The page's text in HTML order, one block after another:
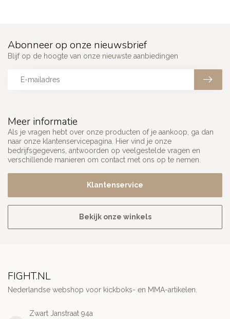
Meer informatie
Als je vragen hebt over onze producten of je aankoop, ga dan
naar onze klantenservicepagina. Hier vind je onze
bedrijfsgegevens, antwoorden op veelgestelde vragen en
verschillende manieren om contact met ons op te nemen.
Klantenservice
Bekijk onze winkels
Abonneer op onze nieuwsbrief
Blijf op de hoogte van onze nieuwste aanbiedingen
FIGHT.NL
Nederlandse webshop voor kickboks- en MMA-artikelen.
Zwart Janstraat 94a